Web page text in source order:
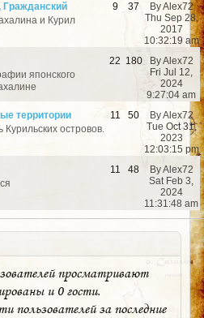
и Курил
9 37
By Alex72
Thu Sep 28,
2017
10:32:19 am
японского
22 180
By Alex72
Fri Jul 12,
2024
9:27:04 am
территории
островов.
11 50
By Alex72
Tue Oct 31,
2023
12:03:15 pm
11 48
By Alex72
Sat Feb 3,
2024
11:31:48 am
просматривают
и 0 гости.
пользователей за последние